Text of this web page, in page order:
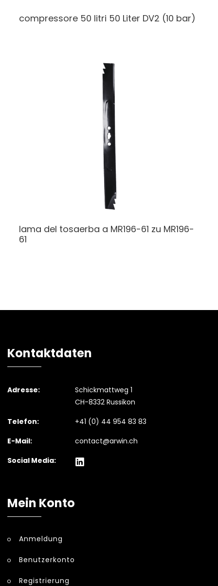
compressore 50 litri 50 Liter DV2 (10 bar)
lama del tosaerba a MR196-61 zu MR196-
61
Kontaktdaten
Adresse:
Schickmattweg 1
CH-8332 Russikon
Telefon:
+41 (0) 44 954 83 83
E-Mail:
contact@arwin.ch
Social Media:
Mein Konto
Anmeldung
Benutzerkonto
Registrierung